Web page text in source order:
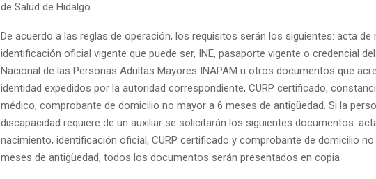
de Salud de Hidalgo.
De acuerdo a las reglas de operación, los requisitos serán los siguientes: acta de
identificación oficial vigente que puede ser, INE, pasaporte vigente o credencial
Nacional de las Personas Adultas Mayores INAPAM u otros documentos que
identidad expedidos por la autoridad correspondiente, CURP certificado,
médico, comprobante de domicilio no mayor a 6 meses de antigüedad. Si la
discapacidad requiere de un auxiliar se solicitarán los siguientes documentos:
nacimiento, identificación oficial, CURP certificado y comprobante de domicilio
meses de antigüedad, todos los documentos serán presentados en copia